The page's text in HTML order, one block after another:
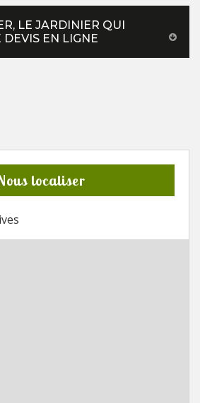
LE JARDINIER QUI
EN LIGNE
localiser